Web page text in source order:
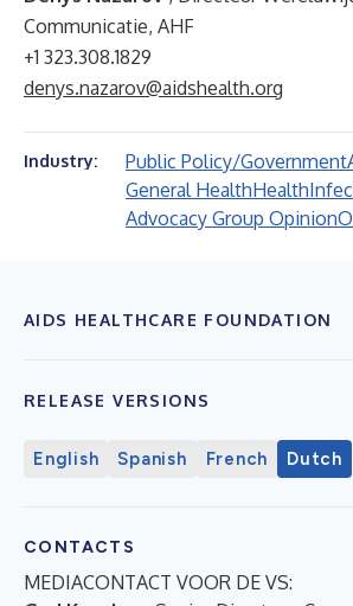
Communicatie, AHF
+1 323.308.1829
denys.nazarov@aidshealth.org
Industry: Public Policy/Government
General HealthHealth
Advocacy Group Opinion
AIDS HEALTHCARE FOUNDATION
RELEASE VERSIONS
English Spanish French Dutch
CONTACTS
MEDIACONTACT VOOR DE VS: